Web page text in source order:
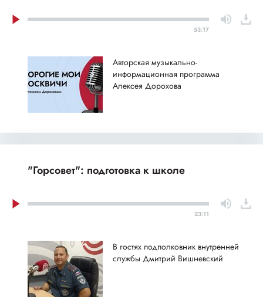
53:17
Авторская музыкально-
информационная программа
Алексея Дорохова
"Горсовет": подготовка к школе
23:11
В гостях подполковник внутренней
службы Дмитрий Вишневский